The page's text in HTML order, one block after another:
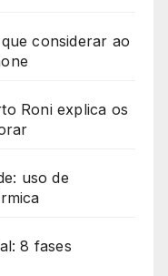
considerar ao
Roni explica os
uso de
8 fases